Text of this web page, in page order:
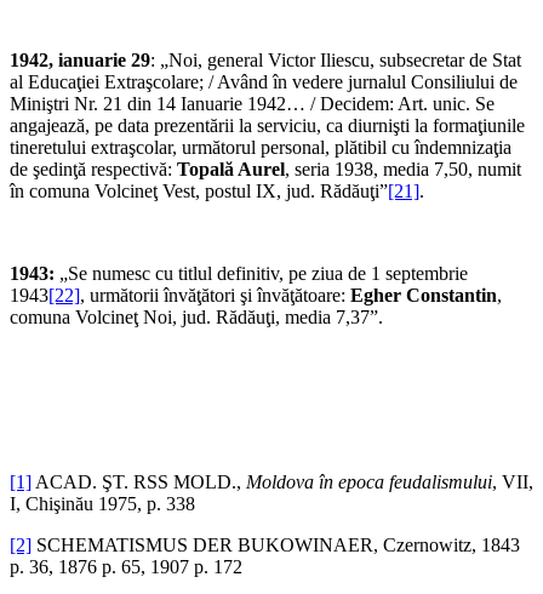
1942, ianuarie 29: „Noi, general Victor Iliescu, subsecretar de Stat
al Educaţiei Extraşcolare; / Având în vedere jurnalul Consiliului de
Miniştri Nr. 21 din 14 Ianuarie 1942… / Decidem: Art. unic. Se
angajează, pe data prezentării la serviciu, ca diurnişti la formaţiunile
tineretului extraşcolar, următorul personal, plătibil cu îndemnizaţia
de şedinţă respectivă: Topală Aurel, seria 1938, media 7,50, numit
în comuna Volcineţ Vest, postul IX, jud. Rădăuţi”[21].
1943: „Se numesc cu titlul definitiv, pe ziua de 1 septembrie
1943[22], următorii învăţători şi învăţătoare: Egher Constantin,
comuna Volcineţ Noi, jud. Rădăuţi, media 7,37”.
[1] ACAD. ŞT. RSS MOLD., Moldova în epoca feudalismului, VII,
I, Chişinău 1975, p. 338
[2] SCHEMATISMUS DER BUKOWINAER, Czernowitz, 1843
p. 36, 1876 p. 65, 1907 p. 172